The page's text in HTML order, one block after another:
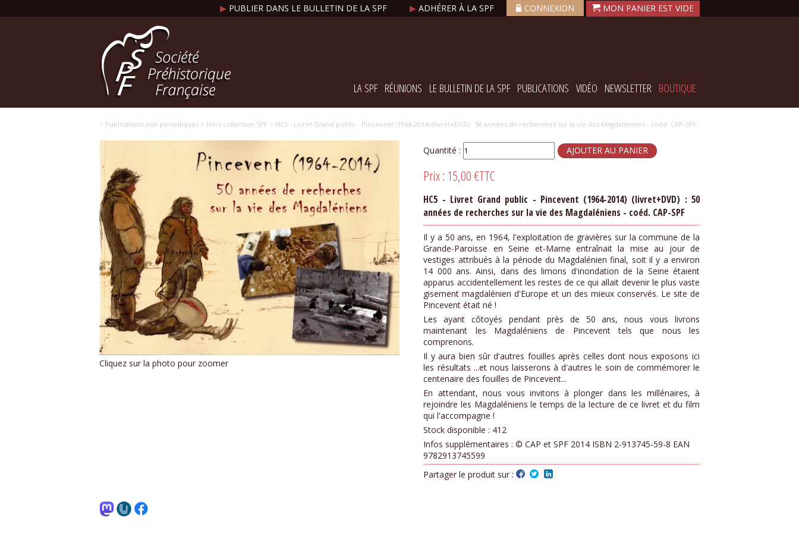
▶ PUBLIER DANS LE BULLETIN DE LA SPF ▶ ADHÉRER À LA SPF CONNEXION
LA SPF RÉUNIONS LE BULLETIN DE LA SPF PUBLICATIONS VIDÉO NEWSLETTER BOUTIQUE
> Publications non périodiques > Hors collection SPF > HC5 - Livret Grand public - Pincevent (1964-2014) (livret+DVD) : 50 années de recherches sur la vie des Magdaléniens - coéd. CAP-SPF
Cliquez sur la photo pour zoomer
Quantité :
Prix : 15,00 €TTC
HC5 - Livret Grand public - Pincevent (1964-2014) (livret+DVD) : 50
années de recherches sur la vie des Magdaléniens - coéd. CAP-SPF
Il y a 50 ans, en 1964, l'exploitation de gravières sur la commune de la
Grande-Paroisse en Seine et-Marne entraînait la mise au jour de
vestiges attribués à la période du Magdalénien final, soit il y a environ
14 000 ans. Ainsi, dans des limons d'inondation de la Seine étaient
apparus accidentellement les restes de ce qui allait devenir le plus vaste
gisement magdalénien d'Europe et un des mieux conservés. Le site de
Pincevent était né !
Les ayant côtoyés pendant près de 50 ans, nous vous livrons
maintenant les Magdaléniens de Pincevent tels que nous les
comprenons.
Il y aura bien sûr d'autres fouilles après celles dont nous exposons ici
les résultats ...et nous laisserons à d'autres le soin de commémorer le
centenaire des fouilles de Pincevent...
En attendant, nous vous invitons à plonger dans les millénaires, à
rejoindre les Magdaléniens le temps de la lecture de ce livret et du film
qui l'accompagne !
Stock disponible : 412
Infos supplémentaires :© CAP et SPF 2014 ISBN 2-913745-59-8 EAN
9782913745599
Partager le produit sur :